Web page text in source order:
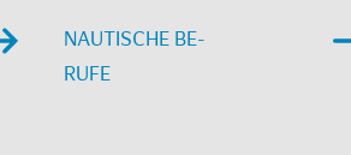
NAU­TI­SCHE BE­
RU­FE